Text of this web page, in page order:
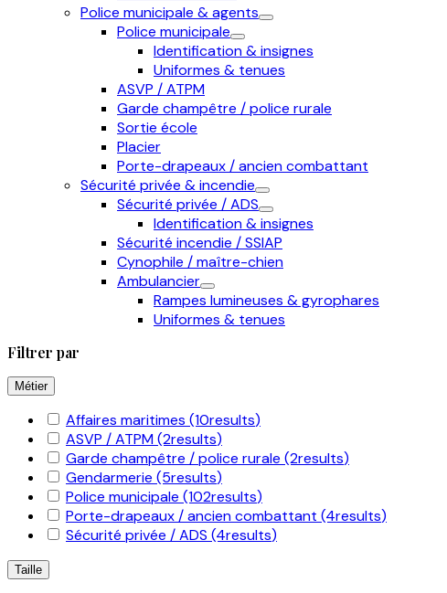
Police municipale & agents
Police municipale
Identification & insignes
Uniformes & tenues
ASVP / ATPM
Garde champêtre / police rurale
Sortie école
Placier
Porte-drapeaux / ancien combattant
Sécurité privée & incendie
Sécurité privée / ADS
Identification & insignes
Sécurité incendie / SSIAP
Cynophile / maître-chien
Ambulancier
Rampes lumineuses & gyrophares
Uniformes & tenues
Filtrer par
Métier
Affaires maritimes (10results)
ASVP / ATPM(2results)
Garde champêtre / police rurale (2results)
Gendarmerie (5results)
Police municipale (102results)
Porte-drapeaux / ancien combattant (4results)
Sécurité privée / ADS (4results)
Taille